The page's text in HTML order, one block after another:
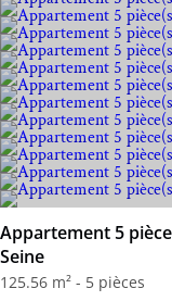
Appartement 5
Seine
125.56 m² - 5 pièces